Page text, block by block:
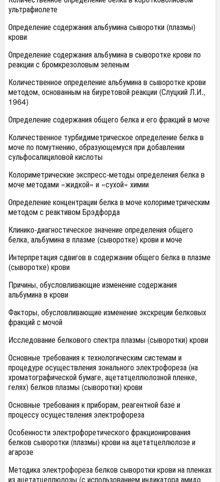
ультрафиолете
Определение содержания альбумина сыворотки (плазмы)
крови
Определение содержания альбумина в сыворотке крови по
реакции с бромкрезоловым зеленым
Количественное определение альбумина в сыворотке крови
методом, основанным на биуретовой реакции (Слуцкий Л.И.,
1964)
Определение содержания общего белка и его фракций в моче
Количественное турбидиметрическое определение белка в
моче по помутнению, образующемуся при добавлении
сульфосалициловой кислоты
Колориметрические экспресс-методы определения белка в
моче методами «жидкой» и «сухой» химии
Определение концентрации белка в моче колориметрическим
методом с реактивом Брэдфорда
Клинико-диагностическое значение определения общего
белка, альбумина в плазме (сыворотке) крови и моче
Интерпретация сдвигов в содержании общего белка в плазме
(сыворотке) крови
Причины, обусловливающие изменение содержания
альбумина в крови
Факторы, обусловливающие изменение экскреции белковых
фракций с мочой
Исследование белкового спектра плазмы (сыворотки) крови
Основные требования к технологическим системам и
процедуре осуществления зонального электрофореза (на
хроматографической бумаге, ацетатцеллюлозной пленке,
гелях) белков плазмы (сыворотки) крови
Основные требования к приборам, реагентной базе и
процессу осуществления электрофореза
Особенности электрофоретического фракционирования
белков сыворотки (плазмы) крови на ацетатцеллюлозе и
агарозе
Методика электрофореза белков сыворотки крови на пленках
из ацетатцеллюлозы (с использованием индикатора амидо